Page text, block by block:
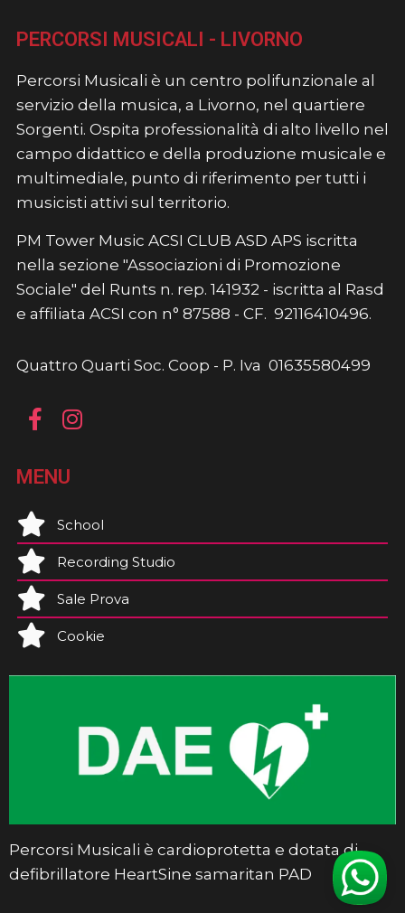
PERCORSI MUSICALI - LIVORNO
Percorsi Musicali è un centro polifunzionale al
servizio della musica, a Livorno, nel quartiere
Sorgenti. Ospita professionalità di alto livello nel
campo didattico e della produzione musicale e
multimediale, punto di riferimento per tutti i
musicisti attivi sul territorio.
PM Tower Music ACSI CLUB ASD APS iscritta
nella sezione "Associazioni di Promozione
Sociale" del Runts n. rep. 141932 - iscritta al Rasd
e affiliata ACSI con n° 87588 - CF. 92116410496.
Quattro Quarti Soc. Coop - P. Iva 01635580499
MENU
School
Recording Studio
Sale Prova
Cookie
Percorsi Musicali è cardioprotetta e dotata di
defibrillatore HeartSine samaritan PAD